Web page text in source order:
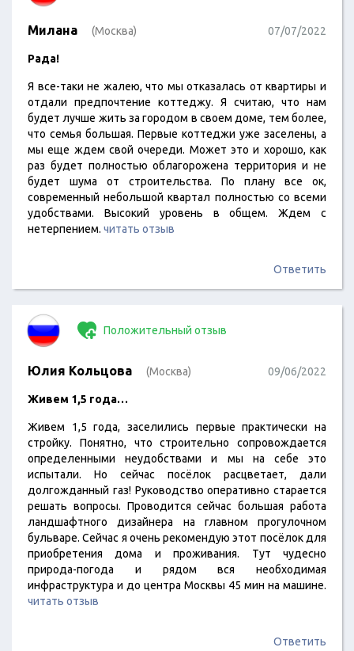
Милана (Москва) 07/07/2022
Рада!
Я все-таки не жалею, что мы отказалась от квартиры и
отдали предпочтение коттеджу. Я считаю, что нам
будет лучше жить за городом в своем доме, тем более,
что семья большая. Первые коттеджи уже заселены, а
мы еще ждем свой очереди. Может это и хорошо, как
раз будет полностью облагорожена территория и не
будет шума от строительства. По плану все ок,
современный небольшой квартал полностью со всеми
удобствами. Высокий уровень в общем. Ждем с
нетерпением. читать отзыв
Ответить
Положительный отзыв
Юлия Кольцова (Москва) 09/06/2022
Живем 1,5 года…
Живем 1,5 года, заселились первые практически на
стройку. Понятно, что строительно сопровождается
определенными неудобствами и мы на себе это
испытали. Но сейчас посёлок расцветает, дали
долгожданный газ! Руководство оперативно старается
решать вопросы. Проводится сейчас большая работа
ландшафтного дизайнера на главном прогулочном
бульваре. Сейчас я очень рекомендую этот посёлок для
приобретения дома и проживания. Тут чудесно
природа-погода и рядом вся необходимая
инфраструктура и до центра Москвы 45 мин на машине.
читать отзыв
Ответить